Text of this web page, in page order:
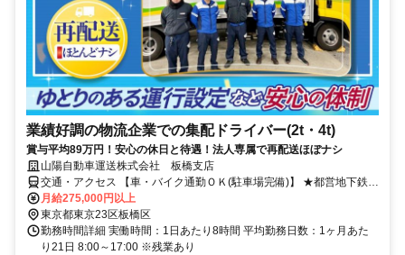
業績好調の物流企業での集配ドライバー(2t・4t)
賞与平均89万円！安心の休日と待遇！法人専属で再配送ほぼナシ
山陽自動車運送株式会社 板橋支店
交通・アクセス 【車・バイク通勤ＯＫ(駐車場完備)】 ★都営地下鉄三
田線「西高島平」駅～徒歩9分
月給275,000円以上
東京都東京23区板橋区
勤務時間詳細 実働時間：1日あたり8時間 平均勤務日数：1ヶ月あた
り21日 8:00～17:00 ※残業あり